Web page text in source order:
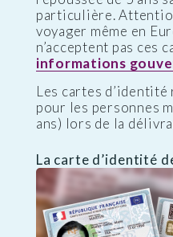
particulière.
voyager même en
n’acceptent pas ces
informations
Les cartes
pour les personnes
ans) lors de la
La carte d’identité